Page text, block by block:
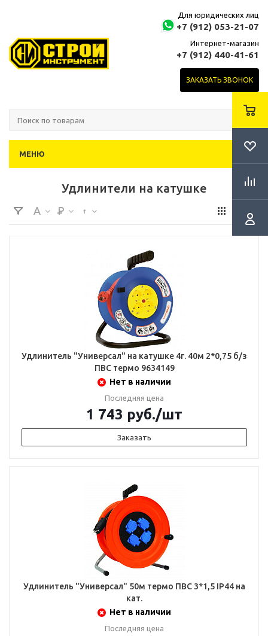
Для юридических лиц
+7 (912) 053-21-07
Интернет-магазин
+7 (912) 440-41-61
ЗАКАЗАТЬ ЗВОНОК
МЕНЮ
Удлинители на катушке
Удлинитель "Универсал" на катушке 4г. 40м 2*0,75 б/з
ПВС термо 9634149
Нет в наличии
Последняя цена
1 743 руб./шт
Заказать
Удлинитель "Универсал" 50м термо ПВС 3*1,5 IP44 на
кат.
Нет в наличии
Последняя цена